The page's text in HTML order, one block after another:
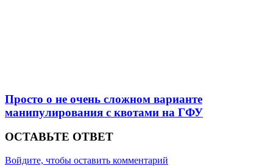
Просто о не очень сложном варианте
манипулирования с квотами на ГФУ
ОСТАВЬТЕ ОТВЕТ
Войдите, чтобы оставить комментарий